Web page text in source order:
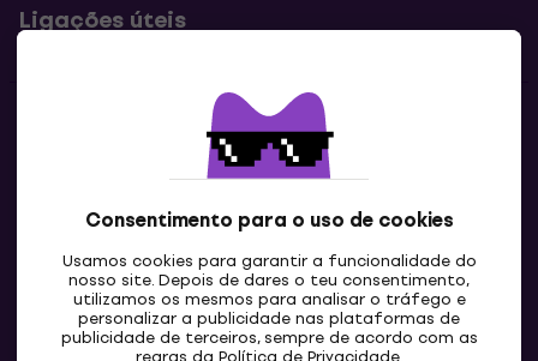
Consentimento para o uso de cookies
Usamos cookies para garantir a funcionalidade do
nosso site. Depois de dares o teu consentimento,
utilizamos os mesmos para analisar o tráfego e
personalizar a publicidade nas plataformas de
publicidade de terceiros, sempre de acordo com as
Ligações úteis
Contatos
Contacta-nos